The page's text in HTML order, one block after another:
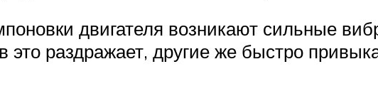
двигателя возникают сильные
это раздражает, другие же быстро